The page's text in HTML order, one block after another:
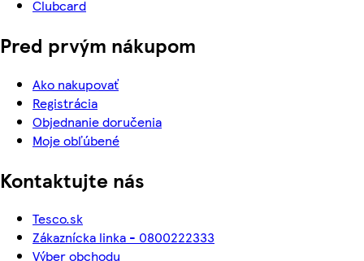
Clubcard
Pred prvým nákupom
Ako nakupovať
Registrácia
Objednanie doručenia
Moje obľúbené
Kontaktujte nás
Tesco.sk
Zákaznícka linka - 0800222333
Výber obchodu